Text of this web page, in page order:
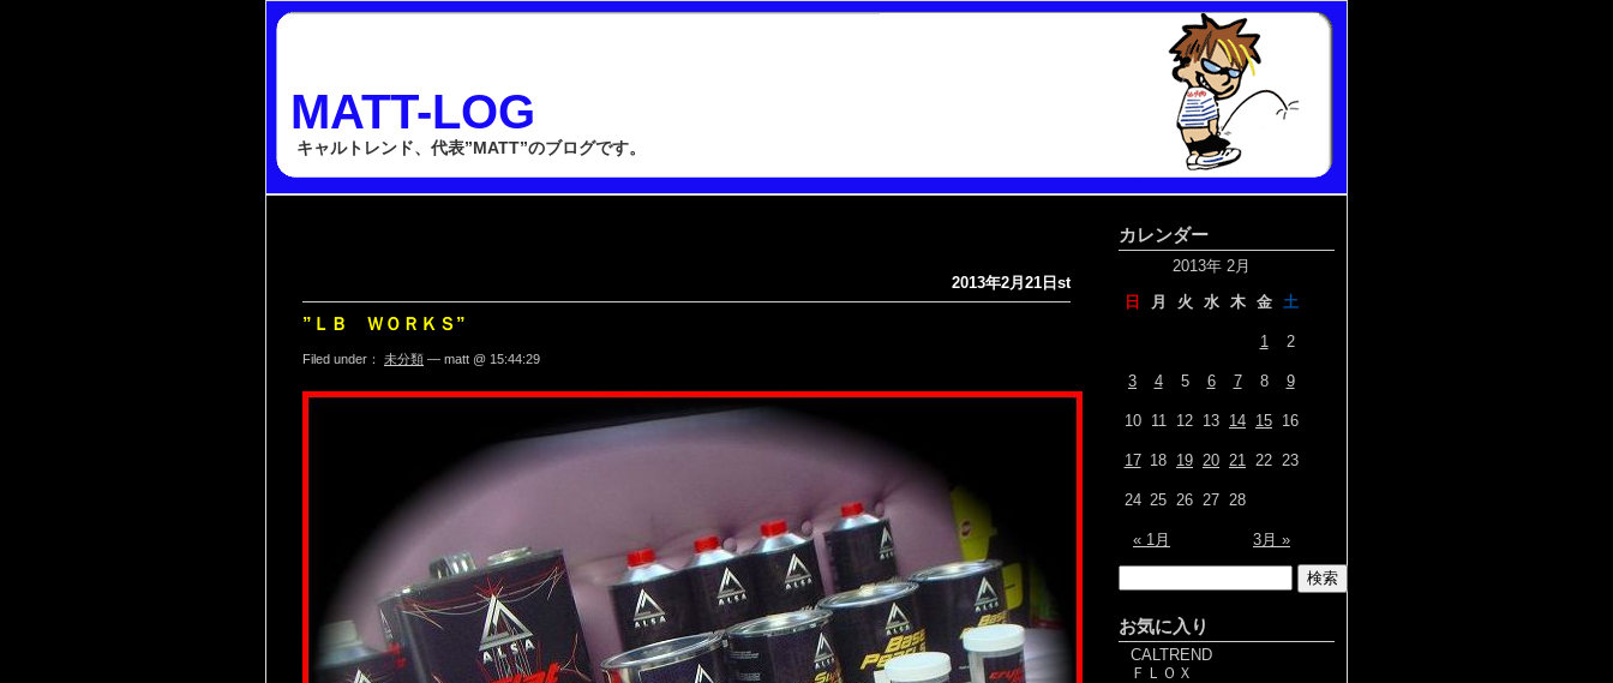
MATT-LOG
キャルトレンド、代表”MATT”のブログです。
2013年2月21日st
”ＬＢ ＷＯＲＫＳ”
Filed under： 未分類 — matt @ 15:44:29
カレンダー
2013年 2月
日
月 火 水 木 金 土
« 1月 3月 »
1 2
3 4 5 6 7 8 9
10 11 12 13 14 15 16
17 18 19 20 21 22 23
24 25 26 27 28
お気に入り
CALTREND
ＦＬＯＸ